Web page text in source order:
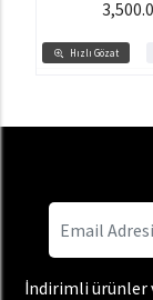
Hızlı Gözat
İndirimli ürünler